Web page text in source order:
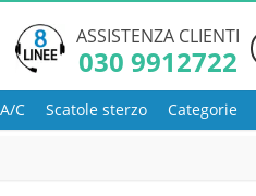
ASSISTENZA CLIENTI
030 9912722
C Scatole sterzo Categorie